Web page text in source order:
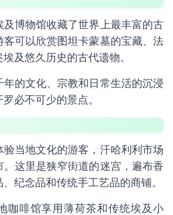
博物馆收藏了世界上最丰富的古
可以欣赏图坦卡蒙墓的宝藏、法
及悠久历史的古代遗物。
的文化、宗教和日常生活的沉浸
必不可少的景点。
验当地文化的游客，汗哈利利市场
。这里是狭窄街道的迷宫，遍布香
纪念品和传统手工艺品的商铺。
咖啡馆享用薄荷茶和传统埃及小